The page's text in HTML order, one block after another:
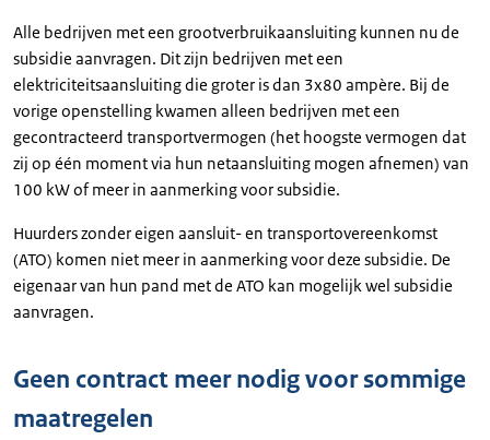
Alle bedrijven met een grootverbruikaansluiting kunnen nu de
subsidie aanvragen. Dit zijn bedrijven met een
elektriciteitsaansluiting die groter is dan 3x80 ampère. Bij de
vorige openstelling kwamen alleen bedrijven met een
gecontracteerd transportvermogen (het hoogste vermogen dat
zij op één moment via hun netaansluiting mogen afnemen) van
100 kW of meer in aanmerking voor subsidie.
Huurders zonder eigen aansluit- en transportovereenkomst
(ATO) komen niet meer in aanmerking voor deze subsidie. De
eigenaar van hun pand met de ATO kan mogelijk wel subsidie
aanvragen.
Geen contract meer nodig voor sommige
maatregelen